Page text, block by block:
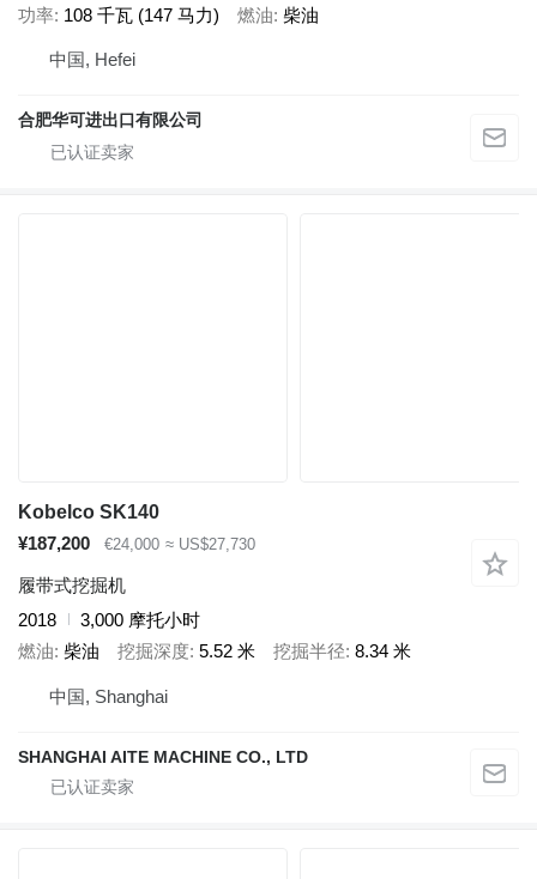
功率 108 千瓦 (147 马力) 燃油 柴油
中国, Hefei
合肥华可进出口有限公司
Kobelco SK140
¥187,200
€24,000 ≈ US$27,730
履带式挖掘机
2018
3,000 摩托小时
燃油 柴油 挖掘深度 5.52 米 挖掘半径 8.34 米
中国, Shanghai
SHANGHAI AITE MACHINE CO., LTD